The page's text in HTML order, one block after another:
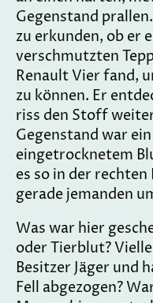
Gegenstand
zu erkunden, ob er
verschmutzten
Renault Vier fand,
zu können. Er
riss den Stoff
Gegenstand war
eingetrocknetem
es so in der
gerade jemanden
Was war hier
oder Tierblut?
Besitzer Jäger und
Fell abgezogen?